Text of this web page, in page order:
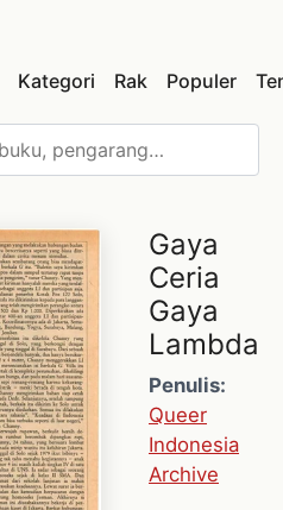
Kategori Rak Populer
Gaya
Ceria
Gaya
Lambda
Penulis:
Queer
Indonesia
Archive